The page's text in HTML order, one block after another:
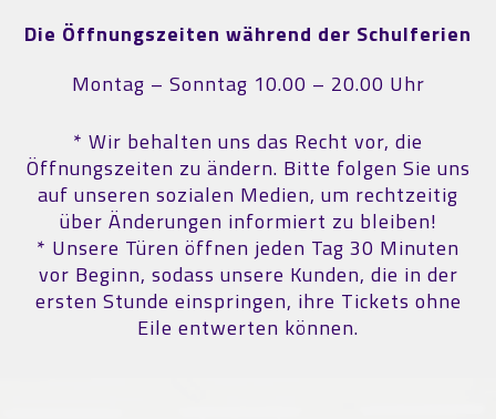
Die Öffnungszeiten während der Schulferien
Montag – Sonntag 10.00 – 20.00 Uhr
* Wir behalten uns das Recht vor, die
Öffnungszeiten zu ändern. Bitte folgen Sie uns
auf unseren sozialen Medien, um rechtzeitig
über Änderungen informiert zu bleiben!
* Unsere Türen öffnen jeden Tag 30 Minuten
vor Beginn, sodass unsere Kunden, die in der
ersten Stunde einspringen, ihre Tickets ohne
Eile entwerten können.